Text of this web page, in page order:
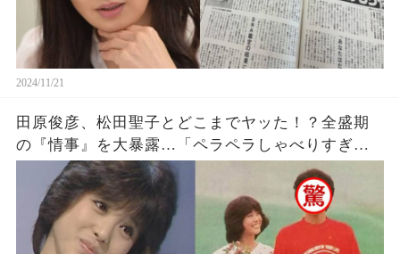
2024/11/21
田原俊彦、松田聖子とどこまでヤッた！？全盛期
の『情事』を大暴露…「ペラペラしゃべりすぎ」
「聖子ちゃんの身にもなって」